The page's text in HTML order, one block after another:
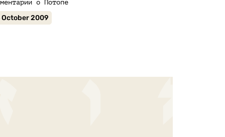
о Потопе
October 2009